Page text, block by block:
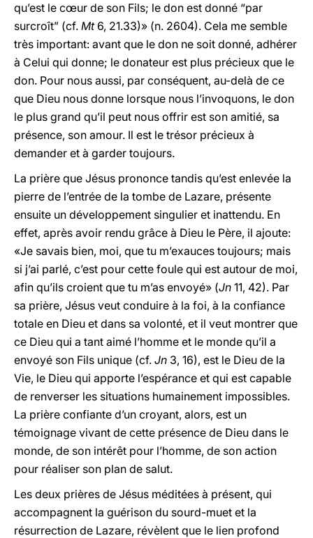
qu’est le cœur de son Fils; le don est donné “par
surcroît” (cf. Mt6, 21.33)» (n. 2604). Cela me semble
très important: avant que le don ne soit donné, adhérer
à Celui qui donne; le donateur est plus précieux que le
don. Pour nous aussi, par conséquent, au-delà de ce
que Dieu nous donne lorsque nous l’invoquons, le don
le plus grand qu’il peut nous offrir est son amitié, sa
présence, son amour. Il est le trésor précieux à
demander et à garder toujours.
La prière que Jésus prononce tandis qu’est enlevée la
pierre de l’entrée de la tombe de Lazare, présente
ensuite un développement singulier et inattendu. En
effet, après avoir rendu grâce à Dieu le Père, il ajoute:
«Je savais bien, moi, que tu m’exauces toujours; mais
si j’ai parlé, c’est pour cette foule qui est autour de moi,
afin qu’ils croient que tu m’as envoyé» (Jn 11, 42). Par
sa prière, Jésus veut conduire à la foi, à la confiance
totale en Dieu et dans sa volonté, et il veut montrer que
ce Dieu qui a tant aimé l’homme et le monde qu’il a
envoyé son Fils unique (cf. Jn 3, 16), est le Dieu de la
Vie, le Dieu qui apporte l’espérance et qui est capable
de renverser les situations humainement impossibles.
La prière confiante d’un croyant, alors, est un
témoignage vivant de cette présence de Dieu dans le
monde, de son intérêt pour l’homme, de son action
pour réaliser son plan de salut.
Les deux prières de Jésus méditées à présent, qui
accompagnent la guérison du sourd-muet et la
résurrection de Lazare, révèlent que le lien profond